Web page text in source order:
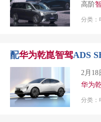
高阶
分类
配华为乾崑智驾ADS
2月18
华为
分类